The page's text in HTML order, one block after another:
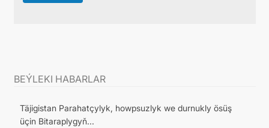
BEÝLEKI HABARLAR
Täjigistan Parahatçylyk, howpsuzlyk we durnukly ösüş
üçin Bitaraplygyň...